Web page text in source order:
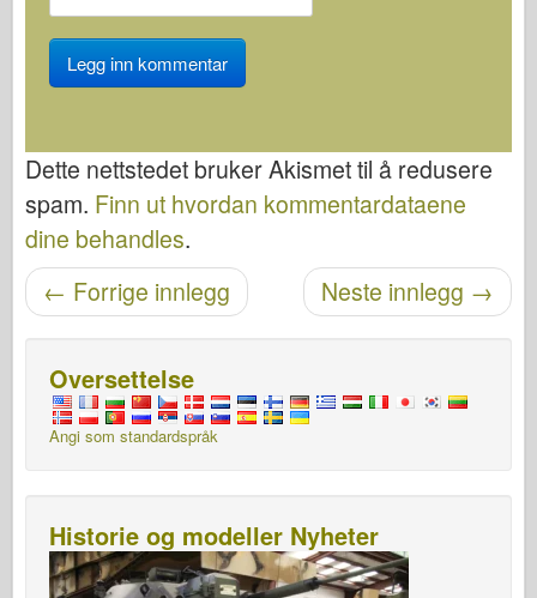
Dette nettstedet bruker Akismet til å redusere
spam. Finn ut hvordan kommentardataene
dine behandles.
Etter navigasjon Neste innlegg →
← Forrige innlegg
Oversettelse
Angi som standardspråk
Historie og modeller Nyheter